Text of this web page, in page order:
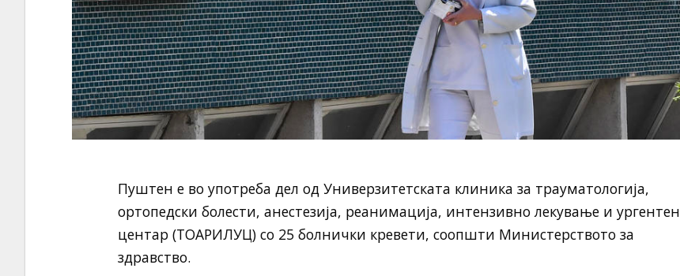
Пуштен е во употреба дел од Универзитетската клиника за трауматологија,
ортопедски болести, анестезија, реанимација, интензивно лекување и ургентен
центар (ТОАРИЛУЦ) со 25 болнички кревети, соопшти Министерството за
здравство.